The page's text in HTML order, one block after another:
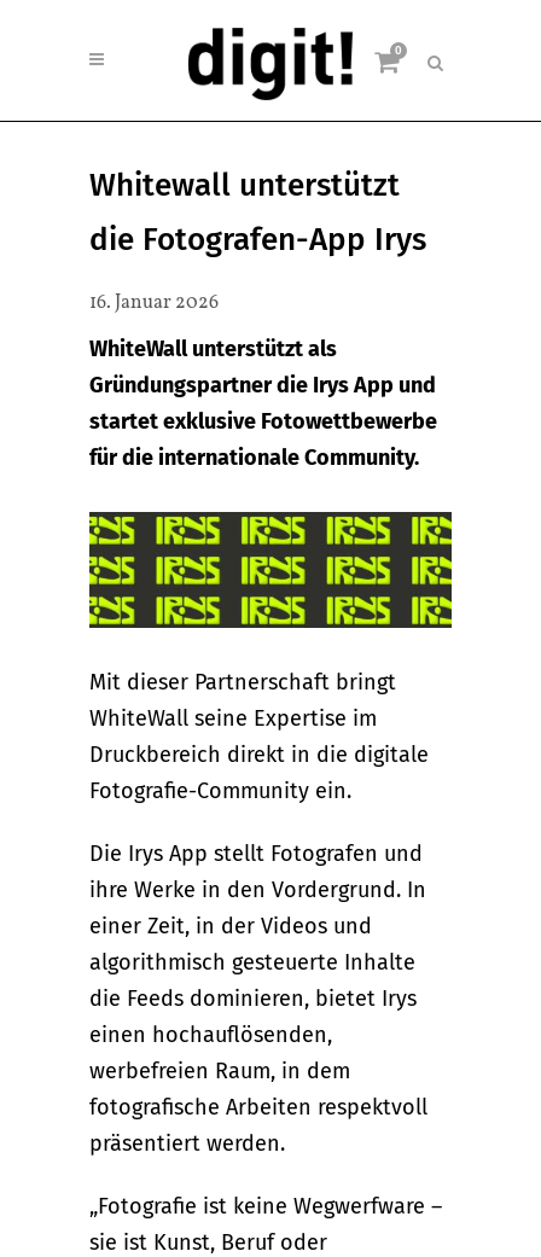
0
Whitewall unterstützt
die Fotografen-App Irys
16. Januar 2026
WhiteWall unterstützt als
Gründungspartner die Irys App und
startet exklusive Fotowettbewerbe
für die internationale Community.
Mit dieser Partnerschaft bringt
WhiteWall seine Expertise im
Druckbereich direkt in die digitale
Fotografie-Community ein.
Die Irys App stellt Fotografen und
ihre Werke in den Vordergrund. In
einer Zeit, in der Videos und
algorithmisch gesteuerte Inhalte
die Feeds dominieren, bietet Irys
einen hochauflösenden,
werbefreien Raum, in dem
fotografische Arbeiten respektvoll
präsentiert werden.
„Fotografie ist keine Wegwerfware –
sie ist Kunst, Beruf oder